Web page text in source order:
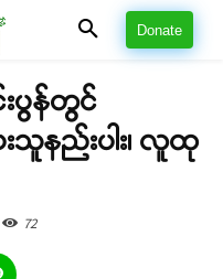
Donate
ပွန်တွင်
သူနည်းပါး၊ လူထု
72